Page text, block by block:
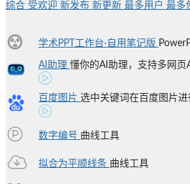
综合 受欢迎 新发布 新更新 最多用户 最多
学术PPT工作台·自用笔记版
AI助理 懂你的AI助理，支持多网页
百度图片 选中关键词在百度图片进
数字编号 曲线工具
拟合为平顺线条 曲线工具